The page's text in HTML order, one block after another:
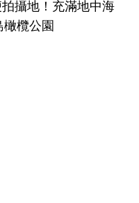
拍攝地！充滿地中海
欖公園